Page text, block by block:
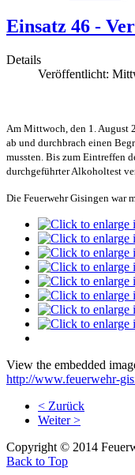
Einsatz 46 -
Details
Veröffentlicht:
Am Mittwoch, den 1. August
ab und durchbrach einen
mussten. Bis zum Eintreffen
durchgeführter Alkoholtest
Die Feuerwehr Gisingen war
View the embedded
http://www.feuerwehr-
< Zurück
Weiter >
Copyright © 2014
Back to Top